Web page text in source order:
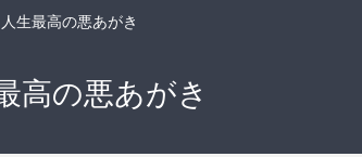
人生最高の悪あがき
高の悪あがき